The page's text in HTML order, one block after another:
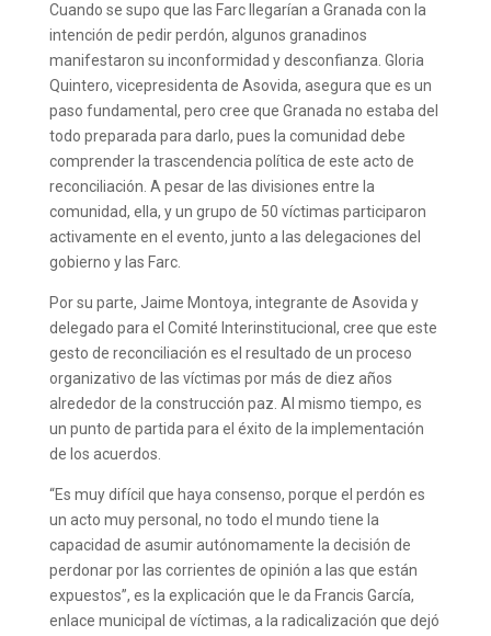
Cuando se supo que las Farc llegarían a Granada con la
intención de pedir perdón, algunos granadinos
manifestaron su inconformidad y desconfianza. Gloria
Quintero, vicepresidenta de Asovida, asegura que es un
paso fundamental, pero cree que Granada no estaba del
todo preparada para darlo, pues la comunidad debe
comprender la trascendencia política de este acto de
reconciliación. A pesar de las divisiones entre la
comunidad, ella, y un grupo de 50 víctimas participaron
activamente en el evento, junto a las delegaciones del
gobierno y las Farc.
Por su parte, Jaime Montoya, integrante de Asovida y
delegado para el Comité Interinstitucional, cree que este
gesto de reconciliación es el resultado de un proceso
organizativo de las víctimas por más de diez años
alrededor de la construcción paz. Al mismo tiempo, es
un punto de partida para el éxito de la implementación
de los acuerdos.
“Es muy difícil que haya consenso, porque el perdón es
un acto muy personal, no todo el mundo tiene la
capacidad de asumir autónomamente la decisión de
perdonar por las corrientes de opinión a las que están
expuestos”, es la explicación que le da Francis García,
enlace municipal de víctimas, a la radicalización que dejó